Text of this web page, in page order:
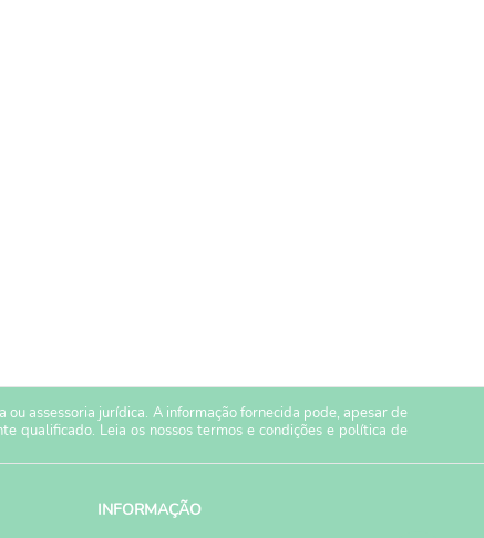
assessoria jurídica. A informação fornecida pode, apesar de
qualificado. Leia os nossos termos e condiçõese política de
INFORMAÇÃO